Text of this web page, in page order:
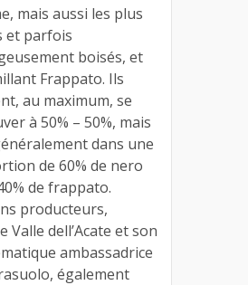
mais aussi les plus
et parfois
boisés, et
Frappato. Ils
au maximum, se
à 50% – 50%, mais
dans une
de 60% de nero
de frappato.
producteurs,
Valle dell’Acate et son
ambassadrice
également